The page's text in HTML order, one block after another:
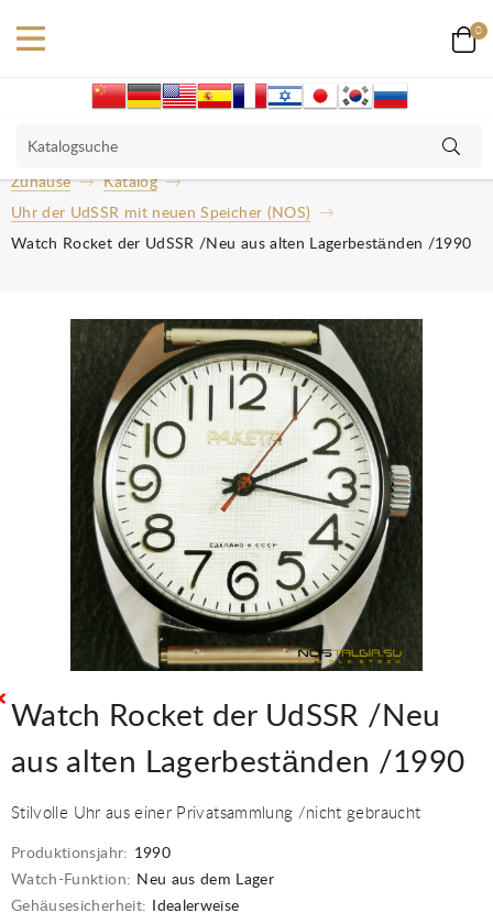
0
Zuhause
Katalog
Uhr der UdSSR mit neuen Speicher (NOS)
Watch Rocket der UdSSR /Neu aus alten Lagerbeständen /1990
Watch Rocket der UdSSR /Neu
aus alten Lagerbeständen /1990
Stilvolle Uhr aus einer Privatsammlung /nicht gebraucht
Produktionsjahr: 1990
Watch-Funktion: Neu aus dem Lager
Gehäusesicherheit:
Idealerweise